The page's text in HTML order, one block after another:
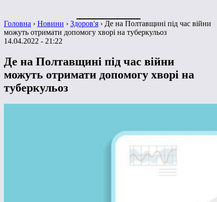
Головна › Новини › Здоров'я › Де на Полтавщині під час війни
можуть отримати допомогу хворі на туберкульоз
14.04.2022 - 21:22
Де на Полтавщині під час війни
можуть отримати допомогу хворі на
туберкульоз